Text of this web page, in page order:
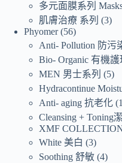
多元面膜系列
肌膚治療 系列
3
Phyomer 56
Anti- Pollution 防污
Bio- Organic 有機護
MEN 男士系列
5
Hydracontinue
Anti- aging 抗老化
Cleansing + Toning
XMF
White 美白
3
Soothing 舒敏 4